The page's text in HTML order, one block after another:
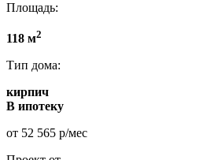
Площадь:
118 м2
Тип дома:
кирпич
В ипотеку
от 52 565 р/мес